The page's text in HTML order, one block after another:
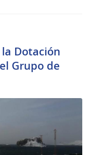
Dotación
Grupo de